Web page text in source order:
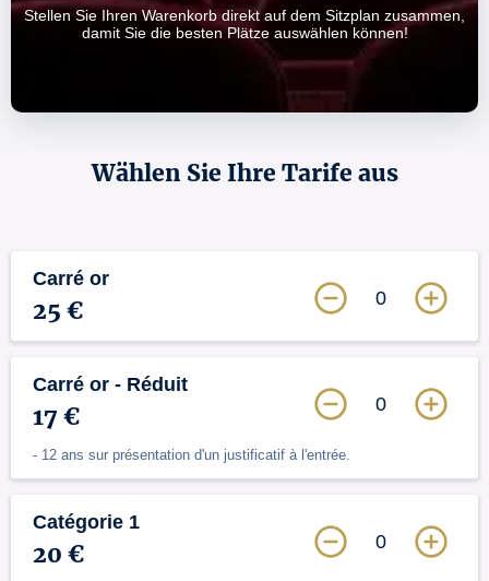
Stellen Sie Ihren Warenkorb direkt auf dem Sitzplan zusammen,
damit Sie die besten Plätze auswählen können!
Wählen Sie Ihre Tarife aus
Carré or
25 € 0
Carré or - Réduit
17 €
- 12 ans sur présentation d'un justificatif à l'entrée.
0
Catégorie 1
20 € 0